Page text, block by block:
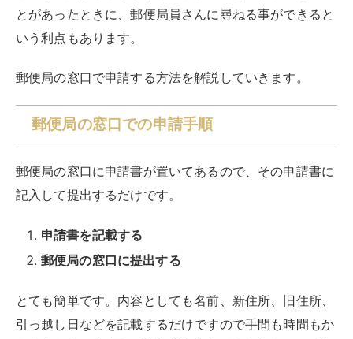
とがあったときに、郵便局員さんに尋ねる事ができると
いう利点もあります。
郵便局の窓口で申請する方法を解説していきます。
郵便局の窓口での申請手順
郵便局の窓口に申請書が置いてあるので、その申請書に
記入して提出するだけです。
申請書を記載する
郵便局の窓口に提出する
とても簡単です。内容としても名前、新住所、旧住所、
引っ越し日などを記載するだけですので手間も時間もか